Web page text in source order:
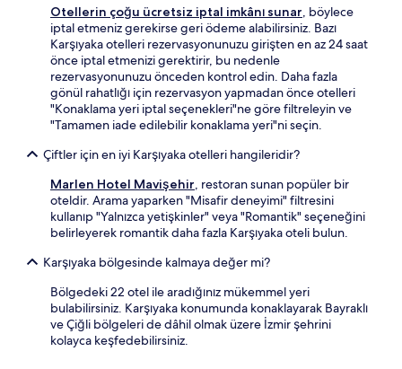
Otellerin çoğu ücretsiz iptal imkânı sunar, böylece
iptal etmeniz gerekirse geri ödeme alabilirsiniz. Bazı
Karşıyaka otelleri rezervasyonunuzu girişten en az 24 saat
önce iptal etmenizi gerektirir, bu nedenle
rezervasyonunuzu önceden kontrol edin. Daha fazla
gönül rahatlığı için rezervasyon yapmadan önce otelleri
"Konaklama yeri iptal seçenekleri"ne göre filtreleyin ve
"Tamamen iade edilebilir konaklama yeri"ni seçin.
Çiftler için en iyi Karşıyaka otelleri hangileridir?
Marlen Hotel Mavişehir, restoran sunan popüler bir
oteldir. Arama yaparken "Misafir deneyimi" filtresini
kullanıp "Yalnızca yetişkinler" veya "Romantik" seçeneğini
belirleyerek romantik daha fazla Karşıyaka oteli bulun.
Karşıyaka bölgesinde kalmaya değer mi?
Bölgedeki 22 otel ile aradığınız mükemmel yeri
bulabilirsiniz. Karşıyaka konumunda konaklayarak Bayraklı
ve Çiğli bölgeleri de dâhil olmak üzere İzmir şehrini
kolayca keşfedebilirsiniz.